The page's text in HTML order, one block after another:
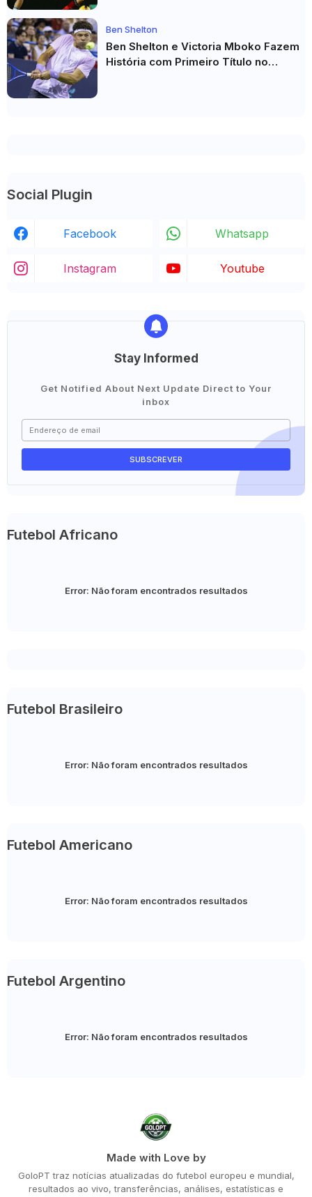
Ben Shelton
Ben Shelton e Victoria Mboko Fazem
História com Primeiro Título no
Social Plugin
Facebook Whatsapp
Instagram Youtube
Stay Informed
Get Notified About Next Update Direct to Your
inbox
Futebol Africano
Error: Não foram encontrados resultados
Futebol Brasileiro
Error: Não foram encontrados resultados
Futebol Americano
Error: Não foram encontrados resultados
Futebol Argentino
Error: Não foram encontrados resultados
Made with Love by
GoloPT traz notícias atualizadas do futebol europeu e mundial,
resultados ao vivo, transferências, análises, estatísticas e